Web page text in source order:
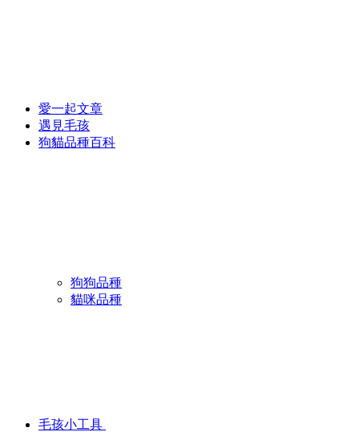
愛一起文章
遇見毛孩
狗貓品種百科
狗狗品種
貓咪品種
毛孩小工具